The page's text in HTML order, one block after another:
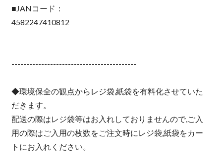
■JANコード：
4582247410812
------------------------------------------
◆環境保全の観点からレジ袋,紙袋を有料化させていた
だきます。
配送の際はレジ袋等はお入れしておりませんので,ご入
用の際はご入用の枚数をご注文時にレジ袋,紙袋をカー
トにお入れください。